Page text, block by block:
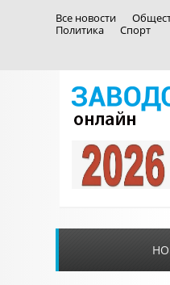
Все новости
Политика
Спорт